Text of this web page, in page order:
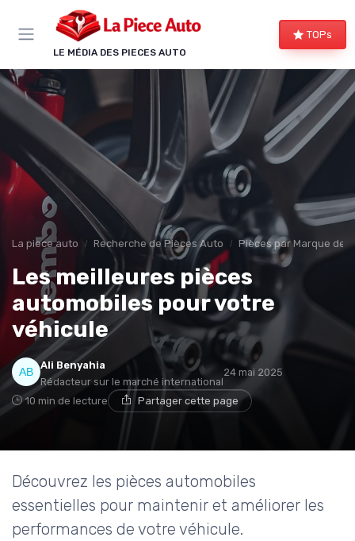
LE MÉDIA DES PIECES AUTO
TOPs
La piece auto Recherche de Pièces Auto Pièces par Marque de
Les meilleures pièces
automobiles pour votre
véhicule
Ali Benyahia
Rédacteur sur le marché international
24 mai 2025
10 min de lecture Partager cette page
Découvrez les pièces automobiles
essentielles pour maintenir et améliorer les
performances de votre véhicule.
Panneau de gestion des cookies